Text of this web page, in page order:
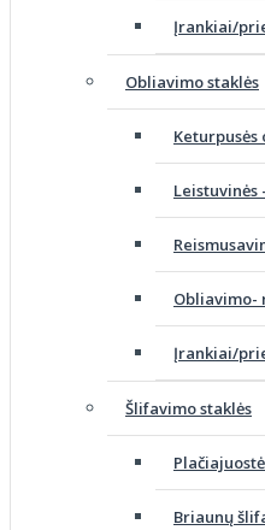
Įrankiai/
Obliavimo staklės
Leistuvinės
Obliavimo-
Įrankiai/
Šlifavimo staklės
Briaunų